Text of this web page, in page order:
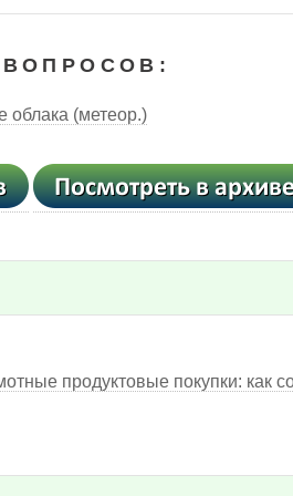
облака (метеор.)
продуктовые покупки: как